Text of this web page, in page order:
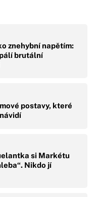
znehybní napětím:
brutální
postavy, které
si Markétu
Nikdo jí